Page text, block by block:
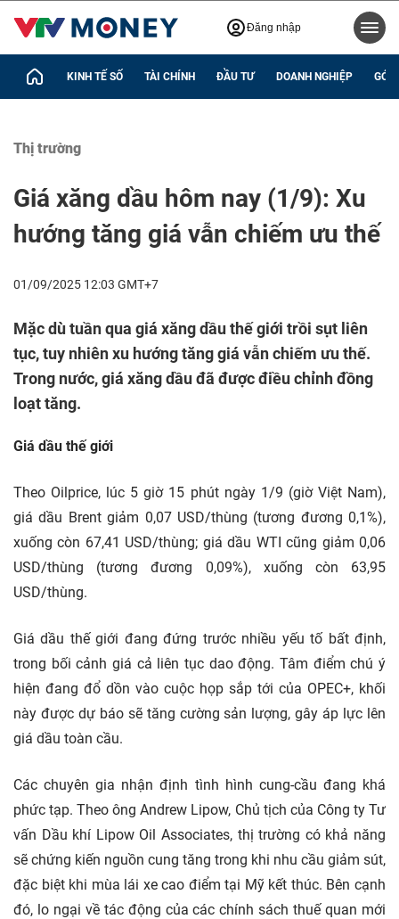
Đăng nhập
KINH TẾ SỐ TÀI CHÍNH ĐẦU TƯ DOANH NGHIỆP GÓC
Thị trường
Giá xăng dầu hôm nay (1/9): Xu
hướng tăng giá vẫn chiếm ưu thế
01/09/2025 12:03 GMT+7
Mặc dù tuần qua giá xăng dầu thế giới trồi sụt liên
tục, tuy nhiên xu hướng tăng giá vẫn chiếm ưu thế.
Trong nước, giá xăng dầu đã được điều chỉnh đồng
loạt tăng.
Giá dầu thế giới
Theo Oilprice, lúc 5 giờ 15 phút ngày 1/9 (giờ Việt Nam),
giá dầu Brent giảm 0,07 USD/thùng (tương đương 0,1%),
xuống còn 67,41 USD/thùng; giá dầu WTI cũng giảm 0,06
USD/thùng (tương đương 0,09%), xuống còn 63,95
USD/thùng.
Giá dầu thế giới đang đứng trước nhiều yếu tố bất định,
trong bối cảnh giá cả liên tục dao động. Tâm điểm chú ý
hiện đang đổ dồn vào cuộc họp sắp tới của OPEC+, khối
này được dự báo sẽ tăng cường sản lượng, gây áp lực lên
giá dầu toàn cầu.
Các chuyên gia nhận định tình hình cung-cầu đang khá
phức tạp. Theo ông Andrew Lipow, Chủ tịch của Công ty Tư
vấn Dầu khí Lipow Oil Associates, thị trường có khả năng
sẽ chứng kiến nguồn cung tăng trong khi nhu cầu giảm sút,
đặc biệt khi mùa lái xe cao điểm tại Mỹ kết thúc. Bên cạnh
đó, lo ngại về tác động của các chính sách thuế quan mới